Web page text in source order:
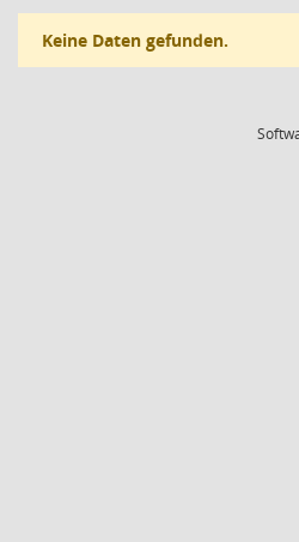
Keine Daten gefunden.